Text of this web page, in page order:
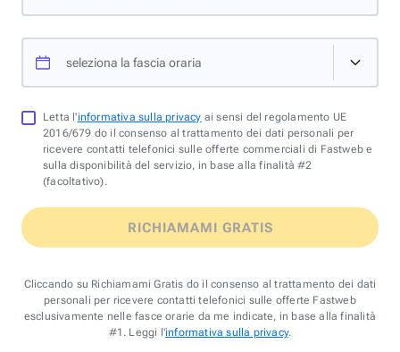
seleziona la fascia oraria
Letta l'informativa sulla privacy ai sensi del regolamento UE
2016/679 do il consenso al trattamento dei dati personali per
ricevere contatti telefonici sulle offerte commerciali di Fastweb e
sulla disponibilità del servizio, in base alla finalità #2
(facoltativo).
RICHIAMAMI GRATIS
Cliccando su Richiamami Gratis do il consenso al trattamento dei dati
personali per ricevere contatti telefonici sulle offerte Fastweb
esclusivamente nelle fasce orarie da me indicate, in base alla finalità
#1. Leggi l'informativa sulla privacy.